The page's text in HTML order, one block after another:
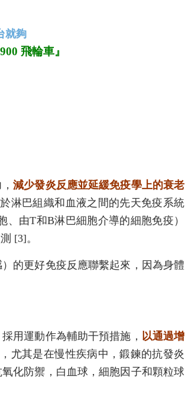
就夠
飛輪車』
，減少發炎反應並延緩免疫學上的衰老
淋巴組織和血液之間的先天免疫系統
由T和B淋巴細胞介導的細胞免疫）
[3]。
的更好免疫反應聯繫起來，因為身體
採用運動作為輔助干預措施， 以通過增
尤其是在慢性疾病中，鍛鍊的抗發炎
化防禦，白血球，細胞因子和顆粒球